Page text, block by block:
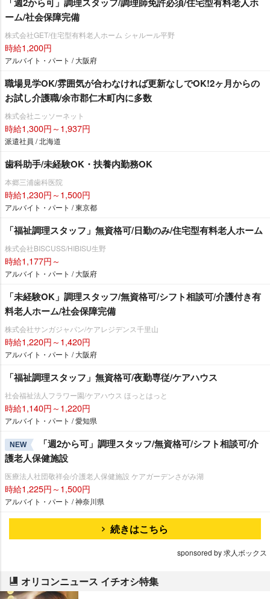
ーム/社会保障完備
株式会社GET/住宅型有料老人ホーム シャルール平野
時給1,200円
アルバイト・パート / 大阪府
職場見学OK/雰囲気が合わなければ更新なしでOK!2ヶ月からの
お試し介護職/余市郡仁木町内に多数
株式会社ニッソーネット
時給1,300円～1,937円
派遣社員 / 北海道
歯科助手/未経験OK・扶養内勤務OK
本郷三浦歯科医院
時給1,230円～1,500円
アルバイト・パート / 東京都
「福祉調理スタッフ」無資格可/日勤のみ/住宅型有料老人ホーム
株式会社BISCUSS/HIBISU生野
時給1,177円～
アルバイト・パート / 大阪府
「未経験OK」調理スタッフ/無資格可/シフト相談可/介護付き有
料老人ホーム/社会保障完備
株式会社サンガジャパン/ケアレジデンス千里山
時給1,220円～1,420円
アルバイト・パート / 大阪府
「福祉調理スタッフ」無資格可/夜勤専従/ケアハウス
社会福祉法人フラワー園/ケアハウス ほっとはっと
時給1,140円～1,220円
アルバイト・パート / 愛知県
NEW
「週2から可」調理スタッフ/無資格可/シフト相談可/介
護老人保健施設
医療法人社団敬祥会/介護老人保健施設 ケアガーデンさがみ湖
時給1,225円～1,500円
アルバイト・パート / 神奈川県
続きはこちら
sponsored by 求人ボックス
オリコンニュース イチオシ特集